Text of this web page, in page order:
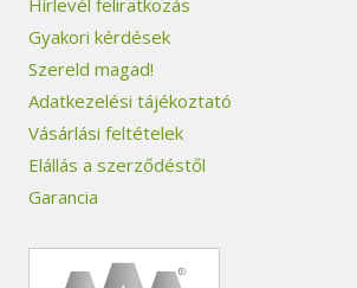
Gyakori kérdések
Szereld magad!
Adatkezelési tájékoztató
Vásárlási feltételek
Elállás a szerződéstől
Garancia